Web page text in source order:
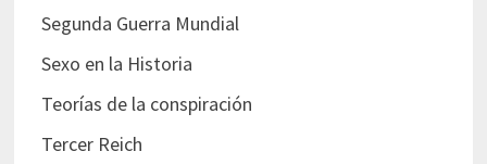
Segunda Guerra Mundial
Sexo en la Historia
Teorías de la conspiración
Tercer Reich